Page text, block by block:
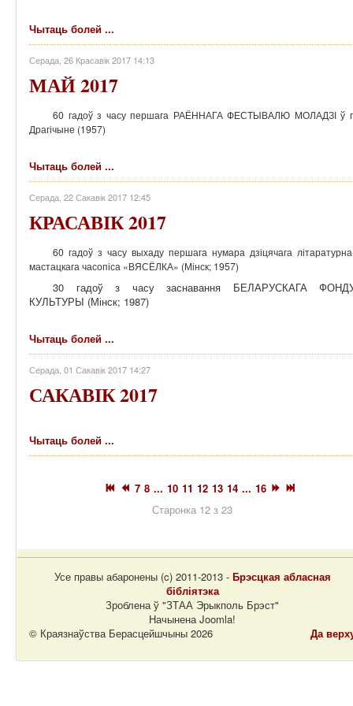
Чытаць болей ...
Серада, 26 Красавік 2017 14:13
МАЙ 2017
60 гадоў з часу першага РАЁННАГА ФЕСТЫВАЛЮ МОЛАДЗІ ў
Драгічыне (1957)
Чытаць болей ...
Серада, 22 Сакавік 2017 12:45
КРАСАВІК 2017
60 гадоў з часу выхаду першага нумара дзіцячага
мастацкага часопіса «ВЯСЁЛКА» (Мінск; 1957)
30 гадоў з часу заснавання БЕЛАРУСКАГА
КУЛЬТУРЫ (Мінск; 1987)
Чытаць болей ...
Серада, 01 Сакавік 2017 14:27
САКАВІК 2017
Чытаць болей ...
7 8 ... 10 11 12 13 14 ... 16
Старонка 12 з 23
Усе правы абаронены (c) 2011-2013 - Брэсцкая абласная
бібліятэка
Зроблена ў "ЗТАА Эрыкполь Брэст"
Начынена Joomla!
Да
© Краязнаўства Берасцейшчыны 2026